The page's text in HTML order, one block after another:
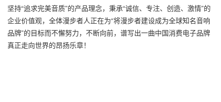
坚持“追求完美音质”的产品理念，秉承“诚信、专注、创造、激情”的
企业价值观，全体漫步者人正在为“将漫步者建设成为全球知名音响
品牌”的目标而不懈努力，不断向前，谱写出一曲中国消费电子品牌
真正走向世界的昂扬乐章！